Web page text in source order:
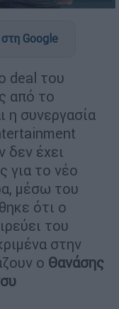
Google
deal του
από το
η συνεργασία
δεν έχει
για το νέο
μέσω του
ότι ο
του
στην
ο Θανάσης